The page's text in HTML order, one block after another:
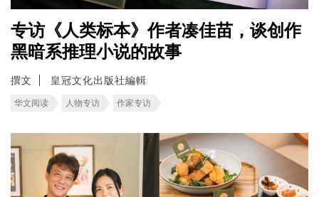
专访《人类标本》作者凑佳苗，谈创作
黑暗系推理小说的故事
撰文 皇冠文化出版社編輯
华文阅读 人物专访 作家专访